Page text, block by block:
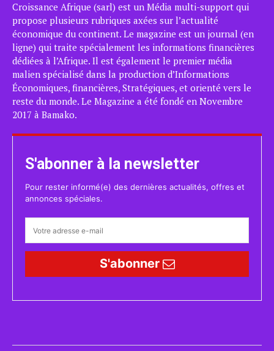
Croissance Afrique (sarl) est un Média multi-support qui
propose plusieurs rubriques axées sur l’actualité
économique du continent. Le magazine est un journal (en
ligne) qui traite spécialement les informations financières
dédiées à l’Afrique. Il est également le premier média
malien spécialisé dans la production d’Informations
Économiques, financières, Stratégiques, et orienté vers le
reste du monde. Le Magazine a été fondé en Novembre
2017 à Bamako.
S'abonner à la newsletter
Pour rester informé(e) des dernières actualités, offres et
annonces spéciales.
S'abonner